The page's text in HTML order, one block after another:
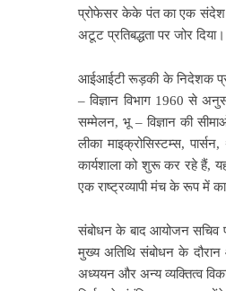
प्रोफेसर केके पंत का एक संदेश
अटूट प्रतिबद्धता पर जोर दिया।
आईआईटी रूड़की के निदेशक
– विज्ञान विभाग 1960 से
सम्मेलन, भू – विज्ञान की
लीका माइक्रोसिस्टम्स,
कार्यशाला को शुरू कर रहे हैं,
एक राष्ट्रव्यापी मंच के रूप में
संबोधन के बाद आयोजन सचिव
मुख्य अतिथि संबोधन के
अध्ययन और अन्य व्यक्तित्व